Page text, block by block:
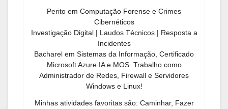
Perito em Computação Forense e Crimes
Cibernéticos
Investigação Digital | Laudos Técnicos | Resposta a
Incidentes
Bacharel em Sistemas da Informação, Certificado
Microsoft Azure IA e MOS. Trabalho como
Administrador de Redes, Firewall e Servidores
Windows e Linux!
Minhas atividades favoritas são: Caminhar, Fazer